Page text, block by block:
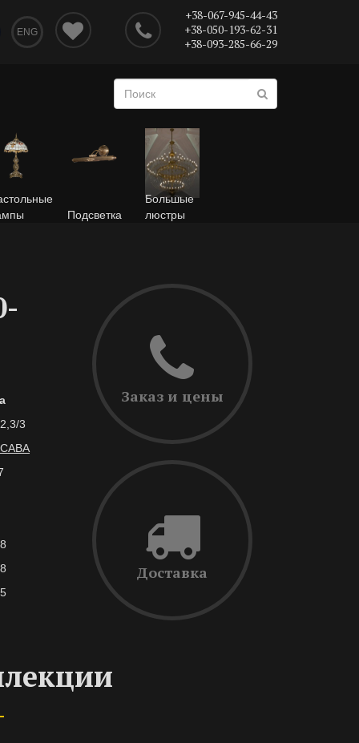
ENG
+38-067-945-44-43
+38-050-193-62-31
+38-093-285-66-29
Подсветка
Большые
люстры
3
Заказ и цены
Доставка